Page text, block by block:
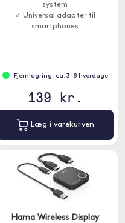
system
✓ Universal adapter til
smartphones
Fjernlagring, ca. 3-8 hverdage
139 kr.
Læg i varekurven
Hama Wireless Display